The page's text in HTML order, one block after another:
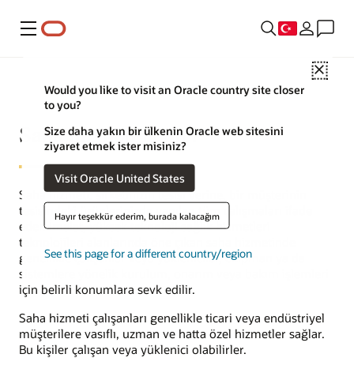
Menü
Close
Would you like to visit an Oracle country site closer
to you?
Size daha yakın bir ülkenin Oracle web sitesini
ziyaret etmek ister misiniz?
Visit Oracle United States
Hayır teşekkür ederim, burada kalacağım
See this page for a different country/region
Saha hizmeti nedir?
Saha hizmeti, şirketinizin tesisi yerine, bir müşterinin
tesisindeki ürünlerinizde yapılan tüm çalışmaları ifade
eder. İmalat, yüksek teknoloji sağlık hizmetleri
teknolojileri alanlarında öne çıkan saha hizmetinde
genellikle çalışanlar veya yükleniciler, ekipman ya da
sistemlere yönelik kurulum, onarım veya bakım işlemleri
için belirli konumlara sevk edilir.
Saha hizmeti çalışanları genellikle ticari veya endüstriyel
müşterilere vasıflı, uzman ve hatta özel hizmetler sağlar.
Bu kişiler çalışan veya yüklenici olabilirler.